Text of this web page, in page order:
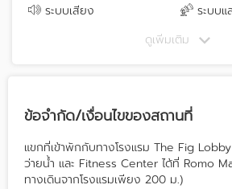
ระบบเสียง
ระบบแ
ดูเพิ่มเติม
ข้อจำกัด/เงื่อนไขของสถานที่
แขกที่เข้าพักกับทางโรงแรม The Fig Lobby
ว่ายน้ำ และ Fitness Center ได้ที่ Romo
ทางเดินจากโรงแรมเพียง 200 ม.)